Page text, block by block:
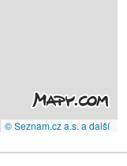
© Seznam.cz a.s. a další